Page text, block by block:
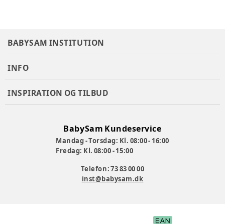
BABYSAM INSTITUTION
INFO
INSPIRATION OG TILBUD
BabySam Kundeservice
Mandag - Torsdag: Kl. 08:00 - 16:00
Fredag: Kl. 08:00 - 15:00
Telefon: 73 83 00 00
inst@babysam.dk